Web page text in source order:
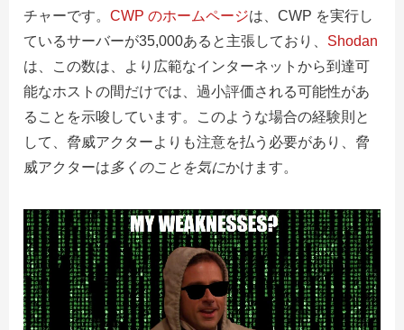
チャーです。 CWP のホームページは、CWP を実行し
ているサーバーが35,000あると主張しており、 Shodan
は 、この数は、より広範なインターネットから到達可
能なホストの間だけでは、過小評価される可能性があ
ることを示唆しています。このような場合の経験則と
して、脅威アクターよりも注意を払う必要があり、脅
威アクターは多くのことを気にかけます。